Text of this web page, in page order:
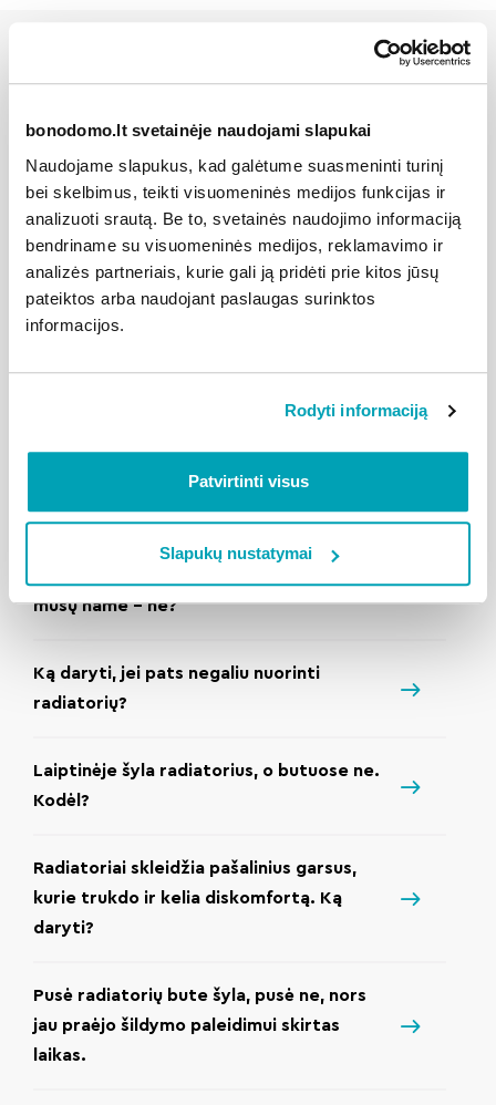
bonodomo.lt svetainėje naudojami slapukai
Naudojame slapukus, kad galėtume suasmeninti turinį
bei skelbimus, teikti visuomeninės medijos funkcijas ir
analizuoti srautą. Be to, svetainės naudojimo informaciją
bendriname su visuomeninės medijos, reklamavimo ir
analizės partneriais, kurie gali ją pridėti prie kitos jūsų
pateiktos arba naudojant paslaugas surinktos
informacijos.
Rodyti informaciją
Patvirtinti visus
Slapukų nustatymai
Kiti šios kategorijos
klausimai
Nešyla radiatoriai, ką daryti?
Mano bute radiatoriai vos šilti, norėčiau,
kad jie būtų karštesni
Mano bute radiatoriai per karšti. Ką
mūsų name – ne?
Ką daryti, jei pats negaliu nuorinti
radiatorių?
Laiptinėje šyla radiatorius, o butuose ne.
Kodėl?
Radiatoriai skleidžia pašalinius garsus,
kurie trukdo ir kelia diskomfortą. Ką
daryti?
Pusė radiatorių bute šyla, pusė ne, nors
jau praėjo šildymo paleidimui skirtas
laikas.